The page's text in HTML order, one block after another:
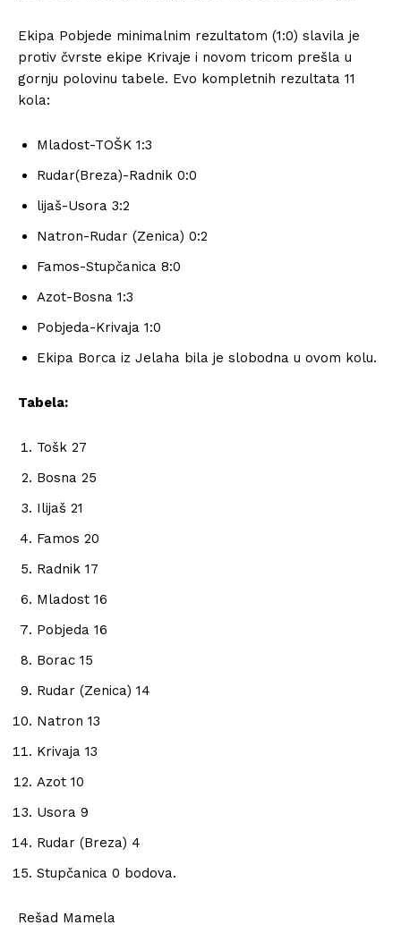
Ekipa Pobjede minimalnim rezultatom (1:0) slavila je
protiv čvrste ekipe Krivaje i novom tricom prešla u
gornju polovinu tabele. Evo kompletnih rezultata 11
kola:
Mladost-TOŠK 1:3
Rudar(Breza)-Radnik 0:0
lijaš-Usora 3:2
Natron-Rudar (Zenica) 0:2
Famos-Stupčanica 8:0
Azot-Bosna 1:3
Pobjeda-Krivaja 1:0
Ekipa Borca iz Jelaha bila je slobodna u ovom kolu.
Tabela:
Tošk 27
Bosna 25
Ilijaš 21
Famos 20
Radnik 17
Mladost 16
Pobjeda 16
Borac 15
Rudar (Zenica) 14
Natron 13
Krivaja 13
Azot 10
Usora 9
Rudar (Breza) 4
Stupčanica 0 bodova.
Rešad Mamela